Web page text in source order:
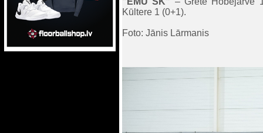
Kūltere 1 (0+1).
Foto: Jānis Lārmanis